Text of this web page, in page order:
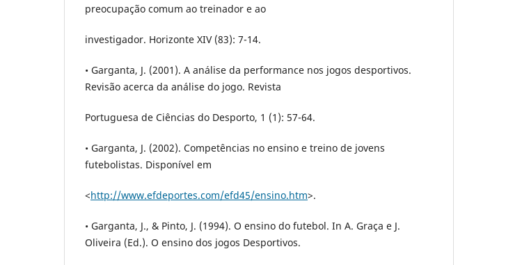
preocupação comum ao treinador e ao
investigador. Horizonte XIV (83): 7-14.
• Garganta, J. (2001). A análise da performance nos jogos desportivos.
Revisão acerca da análise do jogo. Revista
Portuguesa de Ciências do Desporto, 1 (1): 57-64.
• Garganta, J. (2002). Competências no ensino e treino de jovens
futebolistas. Disponível em
<http://www.efdeportes.com/efd45/ensino.htm>.
• Garganta, J., & Pinto, J. (1994). O ensino do futebol. In A. Graça e J.
Oliveira (Ed.). O ensino dos jogos Desportivos.